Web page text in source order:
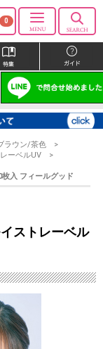
0
ラウン/茶色
ーベルUV
入 フィールグッド
ストレーベル